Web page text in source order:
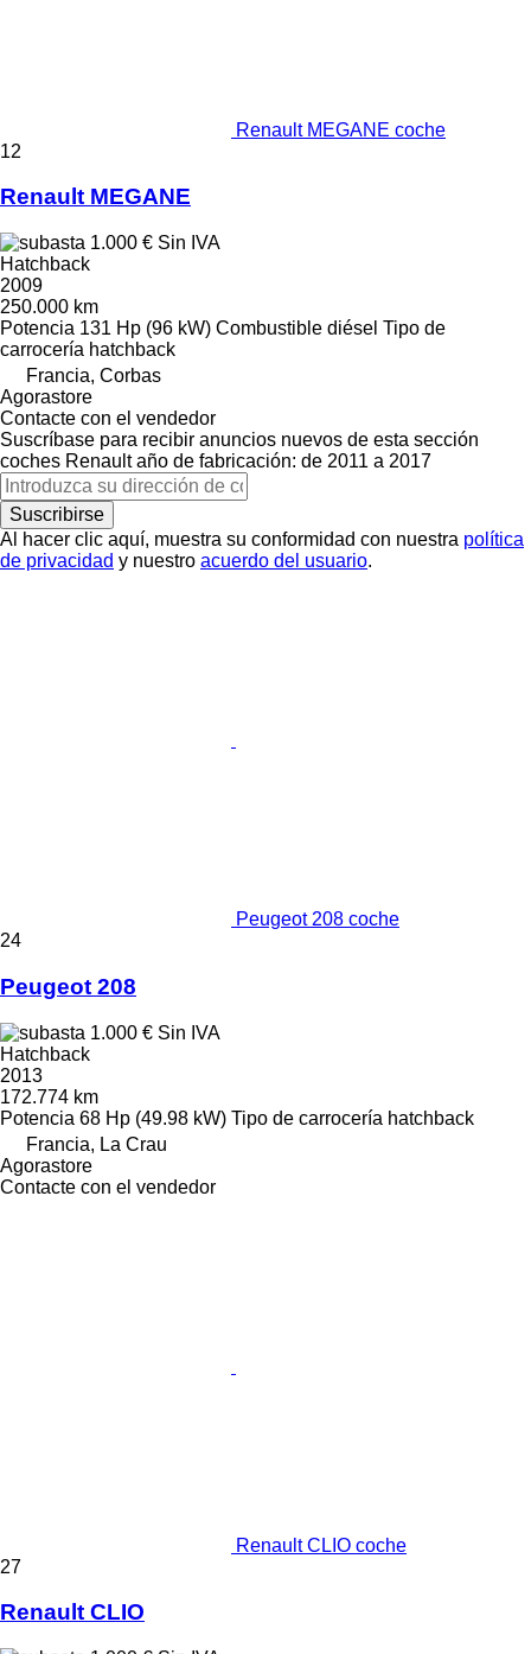
Renault MEGANE coche
12
Renault MEGANE
1.000 € Sin IVA
Hatchback
2009
250.000 km
Potencia 131 Hp (96 kW) Combustible diésel Tipo de
carrocería hatchback
Francia, Corbas
Agorastore
Contacte con el vendedor
Suscríbase para recibir anuncios nuevos de esta sección
coches Renault año de fabricación: de 2011 a 2017
Suscribirse
Al hacer clic aquí, muestra su conformidad con nuestra política
de privacidad y nuestro acuerdo del usuario.
Peugeot 208 coche
24
Peugeot 208
1.000 € Sin IVA
Hatchback
2013
172.774 km
Potencia 68 Hp (49.98 kW) Tipo de carrocería hatchback
Francia, La Crau
Agorastore
Contacte con el vendedor
Renault CLIO coche
27
Renault CLIO